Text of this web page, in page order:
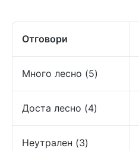
Отговори
Много лесно (5)
Доста лесно (4)
Неутрален (3)